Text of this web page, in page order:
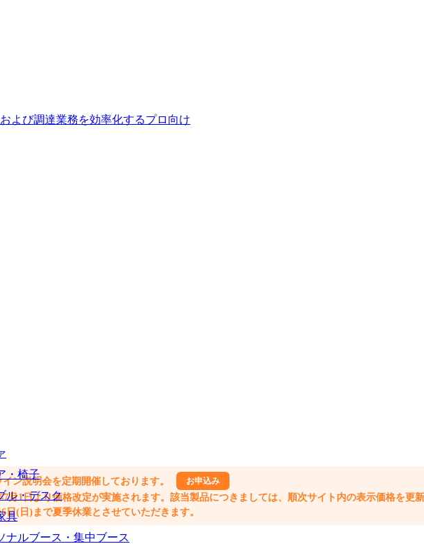
・椅子
ル・デスク
具
ナルブース・集中ブース
加できます
ン説明会を定期開催しております。 お申込み
1日より価格改定が実施されます。該当製品につきましては、順次サイト内の表示価格を更新
日(日)まで夏季休業とさせていただきます。